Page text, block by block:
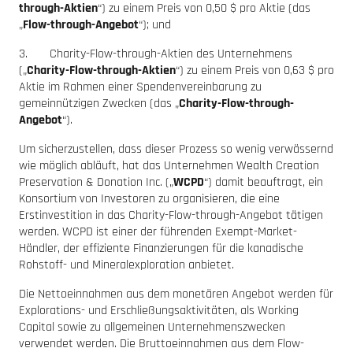
through-Aktien“) zu einem Preis von 0,50 $ pro Aktie (das
„Flow-through-Angebot“); und
3. Charity-Flow-through-Aktien des Unternehmens
(„Charity-Flow-through-Aktien“) zu einem Preis von 0,63 $ pro
Aktie im Rahmen einer Spendenvereinbarung zu
gemeinnützigen Zwecken (das „Charity-Flow-through-
Angebot“).
Um sicherzustellen, dass dieser Prozess so wenig verwässernd
wie möglich abläuft, hat das Unternehmen Wealth Creation
Preservation & Donation Inc. („WCPD“) damit beauftragt, ein
Konsortium von Investoren zu organisieren, die eine
Erstinvestition in das Charity-Flow-through-Angebot tätigen
werden. WCPD ist einer der führenden Exempt-Market-
Händler, der effiziente Finanzierungen für die kanadische
Rohstoff- und Mineralexploration anbietet.
Die Nettoeinnahmen aus dem monetären Angebot werden für
Explorations- und Erschließungsaktivitäten, als Working
Capital sowie zu allgemeinen Unternehmenszwecken
verwendet werden. Die Bruttoeinnahmen aus dem Flow-